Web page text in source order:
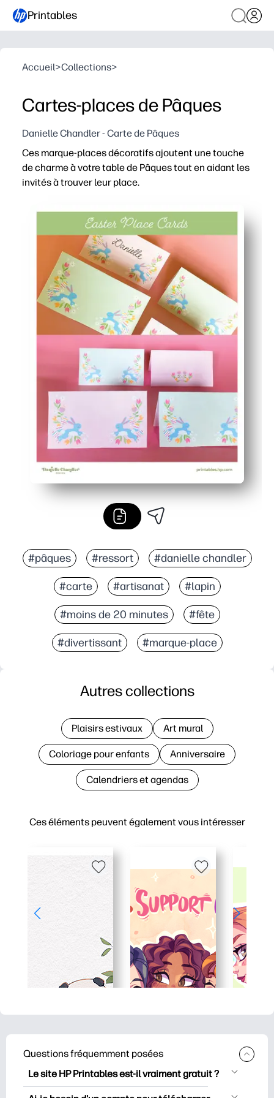
Printables
Accueil>Collections>
Cartes-places de Pâques
Danielle Chandler - Carte de Pâques
Ces marque-places décoratifs ajoutent une touche
de charme à votre table de Pâques tout en aidant les
invités à trouver leur place.
Vous pouvez imprimer et emporter : il vous suffit de
Vous pouvez personnaliser chaque carte avec des
Vous pouvez vous asseoir sans stress, sans devoir
Vous imprimez facilement à la maison : des couleurs
#pâques #ressort #danielle chandler
#carte #artisanat #lapin
#moins de 20 minutes #fête
#divertissant #marque-place
Ces éléments peuvent également vous intéresser
Autres collections
Plaisirs estivaux Art mural
Coloriage pour enfants Anniversaire
Calendriers et agendas
Questions fréquemment posées
Le site HP Printables est-il vraiment gratuit ?
HP Printables propose plus de 2500